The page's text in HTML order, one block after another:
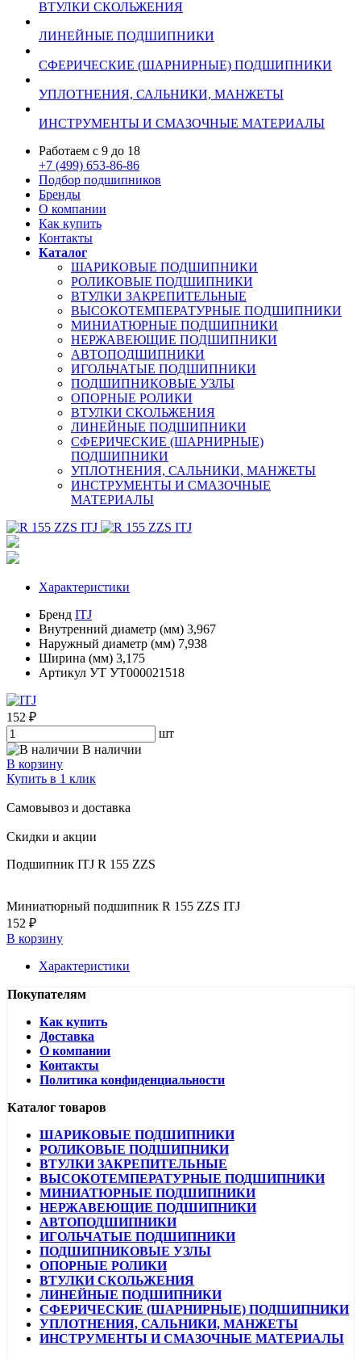
ВТУЛКИ СКОЛЬЖЕНИЯ
ЛИНЕЙНЫЕ ПОДШИПНИКИ
СФЕРИЧЕСКИЕ (ШАРНИРНЫЕ) ПОДШИПНИКИ
УПЛОТНЕНИЯ, САЛЬНИКИ, МАНЖЕТЫ
ИНСТРУМЕНТЫ И СМАЗОЧНЫЕ МАТЕРИАЛЫ
Работаем с 9 до 18
+7 (499) 653-86-86
Подбор подшипников
Бренды
О компании
Как купить
Контакты
Каталог
ШАРИКОВЫЕ ПОДШИПНИКИ
РОЛИКОВЫЕ ПОДШИПНИКИ
ВТУЛКИ ЗАКРЕПИТЕЛЬНЫЕ
ВЫСОКОТЕМПЕРАТУРНЫЕ ПОДШИПНИКИ
МИНИАТЮРНЫЕ ПОДШИПНИКИ
НЕРЖАВЕЮЩИЕ ПОДШИПНИКИ
АВТОПОДШИПНИКИ
ИГОЛЬЧАТЫЕ ПОДШИПНИКИ
ПОДШИПНИКОВЫЕ УЗЛЫ
ОПОРНЫЕ РОЛИКИ
ВТУЛКИ СКОЛЬЖЕНИЯ
ЛИНЕЙНЫЕ ПОДШИПНИКИ
СФЕРИЧЕСКИЕ (ШАРНИРНЫЕ)
ПОДШИПНИКИ
УПЛОТНЕНИЯ, САЛЬНИКИ, МАНЖЕТЫ
ИНСТРУМЕНТЫ И СМАЗОЧНЫЕ
МАТЕРИАЛЫ
Характеристики
Бренд ITJ
Внутренний диаметр (мм) 3,967
Наружный диаметр (мм) 7,938
Ширина (мм) 3,175
Артикул УТ УТ000021518
152 ₽
шт
В наличии
В корзину
Купить в 1 клик
Самовывоз и доставка
Скидки и акции
Подшипник ITJ R 155 ZZS
Миниатюрный подшипник R 155 ZZS ITJ
152 ₽
В корзину
Характеристики
Покупателям
Как купить
Доставка
О компании
Контакты
Политика конфиденциальности
Каталог товаров
ШАРИКОВЫЕ ПОДШИПНИКИ
РОЛИКОВЫЕ ПОДШИПНИКИ
ВТУЛКИ ЗАКРЕПИТЕЛЬНЫЕ
ВЫСОКОТЕМПЕРАТУРНЫЕ ПОДШИПНИКИ
МИНИАТЮРНЫЕ ПОДШИПНИКИ
НЕРЖАВЕЮЩИЕ ПОДШИПНИКИ
АВТОПОДШИПНИКИ
ИГОЛЬЧАТЫЕ ПОДШИПНИКИ
ПОДШИПНИКОВЫЕ УЗЛЫ
ОПОРНЫЕ РОЛИКИ
ВТУЛКИ СКОЛЬЖЕНИЯ
ЛИНЕЙНЫЕ ПОДШИПНИКИ
СФЕРИЧЕСКИЕ (ШАРНИРНЫЕ) ПОДШИПНИКИ
УПЛОТНЕНИЯ, САЛЬНИКИ, МАНЖЕТЫ
ИНСТРУМЕНТЫ И СМАЗОЧНЫЕ МАТЕРИАЛЫ